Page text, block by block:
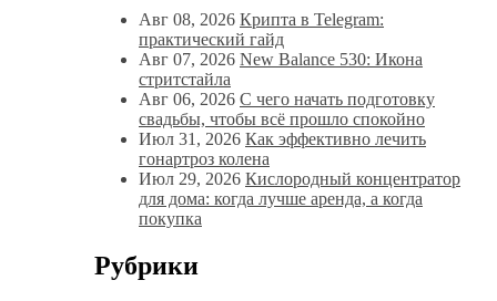
Авг 08, 2026 Крипта в Telegram:
практический гайд
Авг 07, 2026 New Balance 530: Икона
стритстайла
Авг 06, 2026 С чего начать подготовку
свадьбы, чтобы всё прошло спокойно
Июл 31, 2026 Как эффективно лечить
гонартроз колена
Июл 29, 2026 Кислородный концентратор
для дома: когда лучше аренда, а когда
покупка
Рубрики